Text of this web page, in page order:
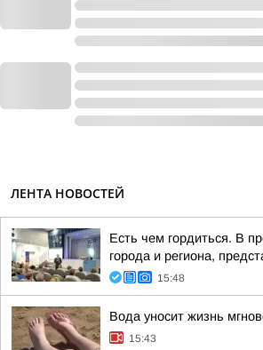
ЛЕНТА НОВОСТЕЙ
Есть чем гордиться. В
города и региона,
15:48
Вода уносит жизнь
15:43